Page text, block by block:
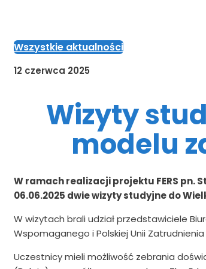
Wszystkie aktualności
12 czerwca 2025
Wizyty
modelu
W ramach realizacji projektu FERS pn.
06.06.2025 dwie wizyty studyjne do
W wizytach brali udział przedstawiciele
Wspomaganego i Polskiej Unii
Uczestnicy mieli możliwość zebrania